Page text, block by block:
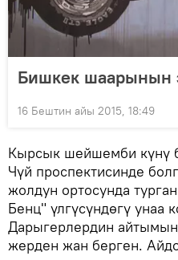
Бишкек шаарынын
16 Бештин айы 2015, 18:49
Кырсык шейшемби күнү
Чүй проспектисинде
жолдун ортосунда
Бенц" үлгүсүндөгү унаа
Дарыгерлердин
жерден жан берген.